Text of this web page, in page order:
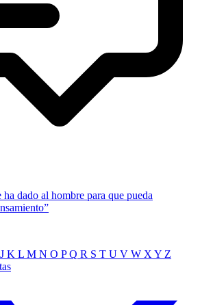
ha dado al hombre para que pueda
J K L M N O P Q R S T U V W X Y Z